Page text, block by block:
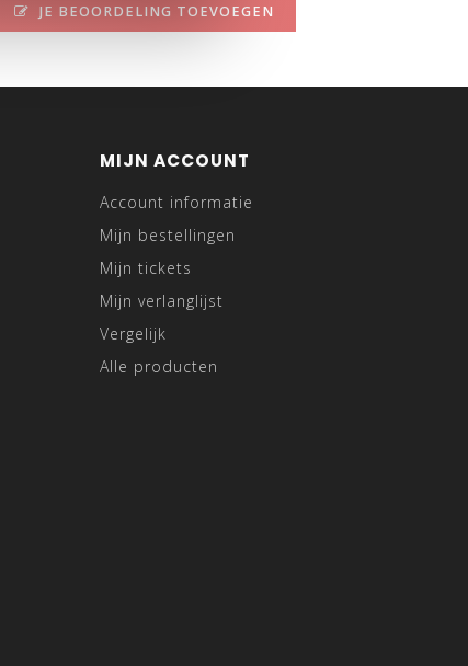
JE BEOORDELING TOEVOEGEN
MIJN ACCOUNT
Account informatie
Mijn bestellingen
Mijn tickets
Mijn verlanglijst
Vergelijk
Alle producten